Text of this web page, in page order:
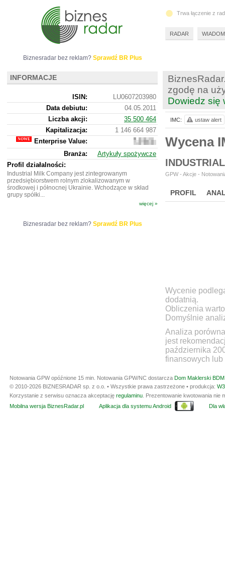
zgodę na
Dowiedz się
Wycena
GPW - Akcje -
PROFIL
Wycenie
dodatnią.
Obliczenia
Domyślnie
Analiza
jest
października
finansowych lub
IMC: ustaw alert
Biznesradar bez reklam? Sprawdź BR Plus
INFORMACJE
ISIN:
LU0607203980
Data debiutu:
04.05.2011
Liczba akcji:
35 500 464
Kapitalizacja:
1 146 664 987
Enterprise Value:
1
543
324
Branża:
Artykuły spożywcze
Profil działalności:
Industrial Milk Company jest zintegrowanym
przedsiębiorstwem rolnym zlokalizowanym w
środkowej i północnej Ukrainie. Wchodzące w skład
grupy spółki...
więcej »
Biznesradar bez reklam? Sprawdź BR Plus
Trwa łączenie z
RADAR
Notowania GPW opóźnione 15 min. Notowania GPW/NC dostarcza Dom Maklerski
© 2010-2026 BIZNESRADAR sp. z o.o. • Wszystkie prawa zastrzeżone • produkcja:
Korzystanie z serwisu oznacza akceptację regulaminu . Prezentowanie kwotowania
Mobilna wersja BiznesRadar.pl
Aplikacja dla systemu Android Dla